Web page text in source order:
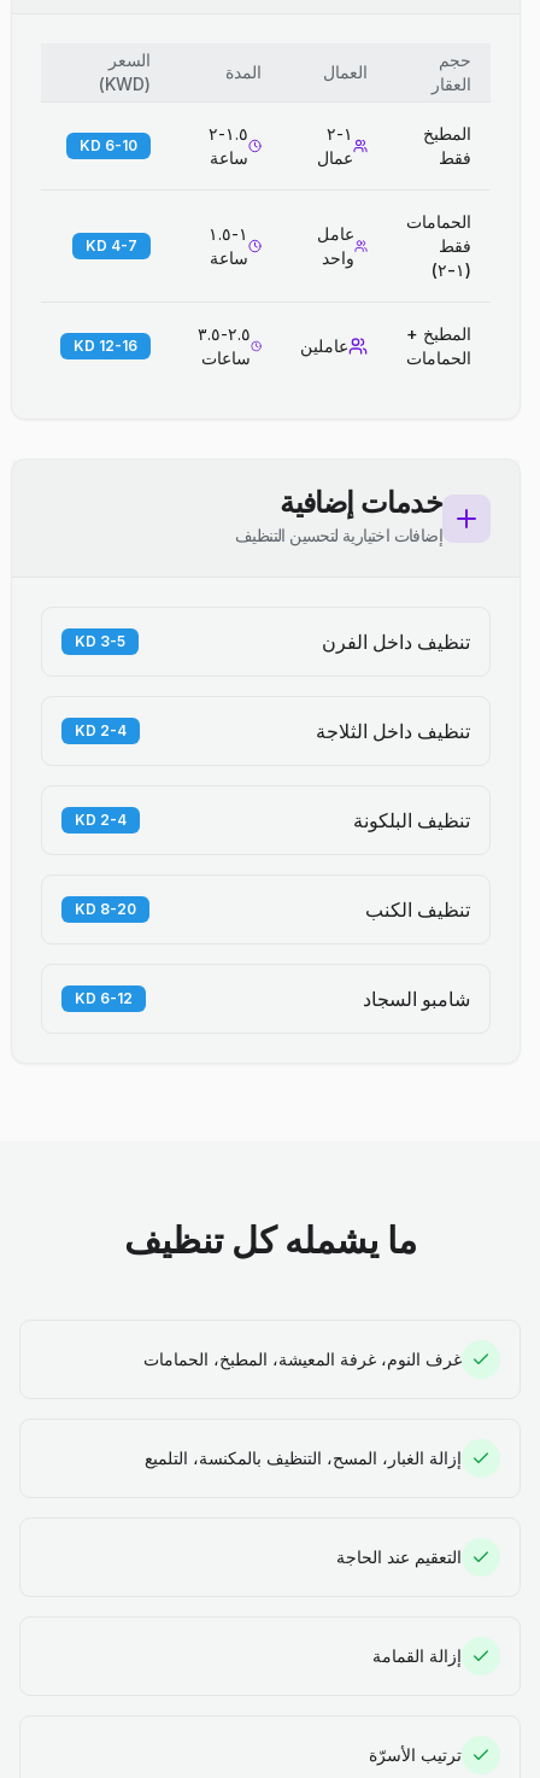
حجم
العقار
العمال المدة
السعر
(
KWD
)
المطبخ
فقط
١-٢
عمال
١.٥-٢
ساعة
6-10 KD
الحمامات
فقط
(١-٢)
عامل
واحد
١-١.٥
ساعة
4-7 KD
المطبخ +
الحمامات
عاملين
٢.٥-٣.٥
ساعات
12-16 KD
خدمات إضافية
إضافات اختيارية لتحسين التنظيف
تنظيف داخل الفرن 3-5 KD
تنظيف داخل الثلاجة 2-4 KD
تنظيف البلكونة 2-4 KD
تنظيف الكنب 8-20 KD
شامبو السجاد 6-12 KD
ما يشمله كل تنظيف
غرف النوم، غرفة المعيشة، المطبخ، الحمامات
إزالة الغبار، المسح، التنظيف بالمكنسة، التلميع
التعقيم عند الحاجة
إزالة القمامة
ترتيب الأسرّة